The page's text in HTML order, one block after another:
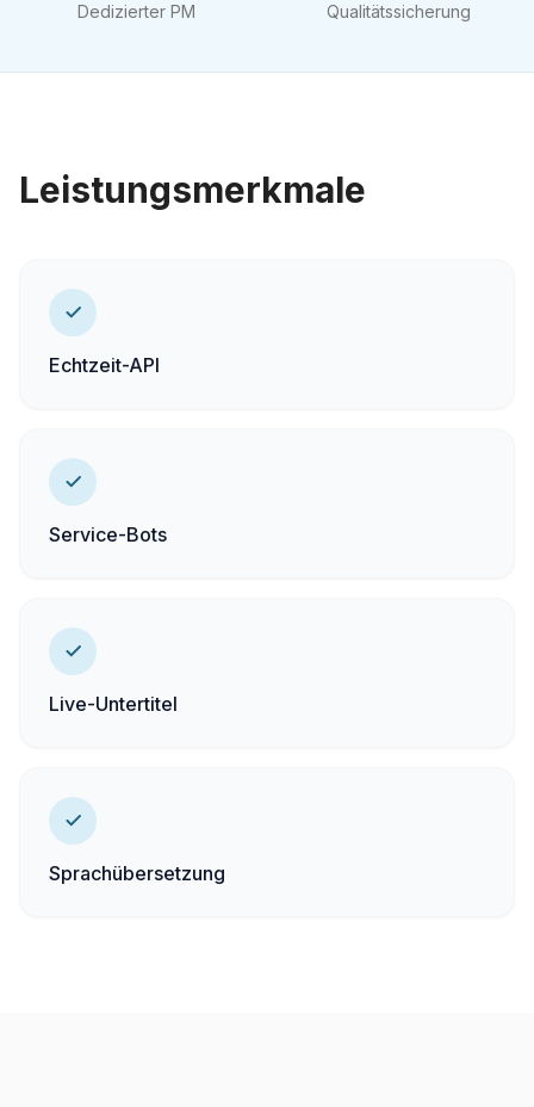
Dedizierter PM Qualitätssicherung
Leistungsmerkmale
Echtzeit-API
Service-Bots
Live-Untertitel
Sprachübersetzung